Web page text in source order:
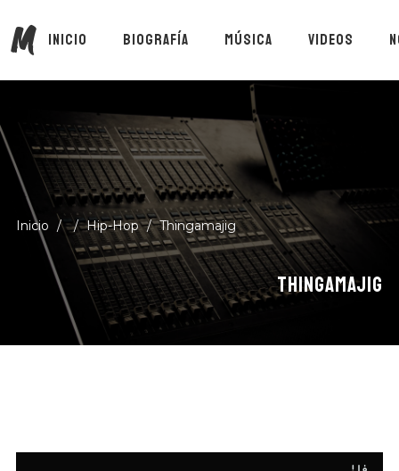
Suscríbete
DE MIGUEL CARDONA
M INICIO BIOGRAFÍA MÚSICA VIDEOS
Inicio / / Hip-Hop / Thingamajig
THINGAMAJIG